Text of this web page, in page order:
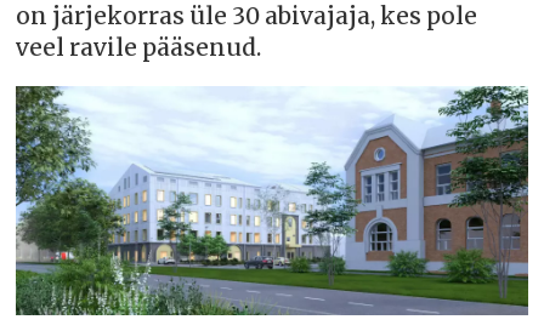
on järjekorras üle 30 abivajaja, kes pole
veel ravile pääsenud.